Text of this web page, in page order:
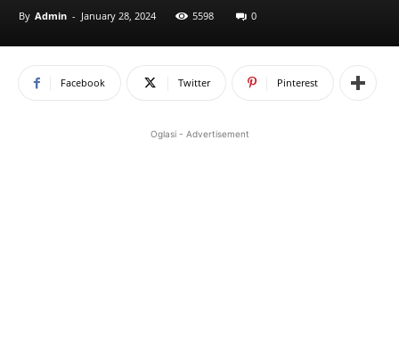
By Admin - January 28, 2024 5598 0
Facebook Twitter Pinterest
Oglasi - Advertisement